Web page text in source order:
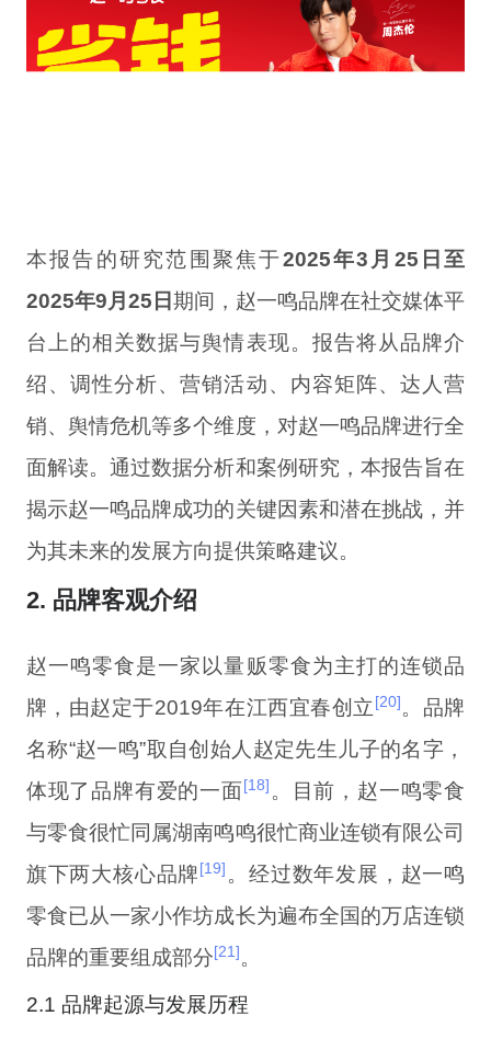
本报告的研究范围聚焦于2025年3月25日至
2025年9月25日期间，赵一鸣品牌在社交媒体平
台上的相关数据与舆情表现。报告将从品牌介
绍、调性分析、营销活动、内容矩阵、达人营
销、舆情危机等多个维度，对赵一鸣品牌进行全
面解读。通过数据分析和案例研究，本报告旨在
揭示赵一鸣品牌成功的关键因素和潜在挑战，并
为其未来的发展方向提供策略建议。
2. 品牌客观介绍
赵一鸣零食是一家以量贩零食为主打的连锁品
牌，由赵定于2019年在江西宜春创立 [20]。品牌
名称“赵一鸣”取自创始人赵定先生儿子的名字，
体现了品牌有爱的一面[18] 。目前，赵一鸣零食
与零食很忙同属湖南鸣鸣很忙商业连锁有限公司
旗下两大核心品牌[19] 。经过数年发展，赵一鸣
零食已从一家小作坊成长为遍布全国的万店连锁
品牌的重要组成部分[21]。
2.1 品牌起源与发展历程